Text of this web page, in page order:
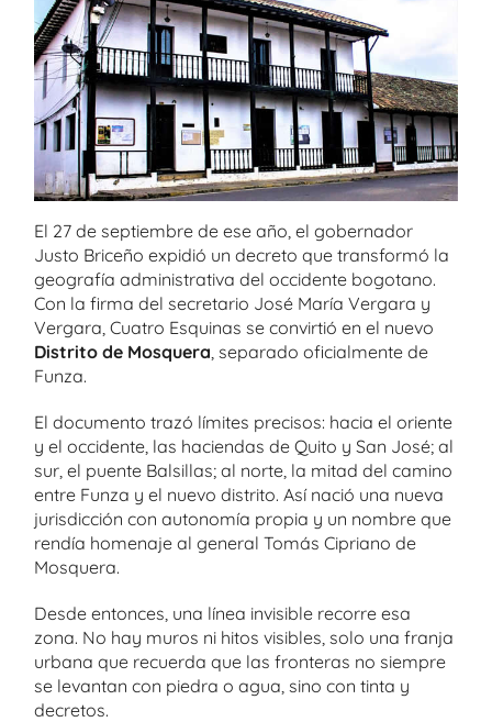
El 27 de septiembre de ese año, el gobernador
Justo Briceño expidió un decreto que transformó la
geografía administrativa del occidente bogotano.
Con la firma del secretario José María Vergara y
Vergara, Cuatro Esquinas se convirtió en el nuevo
Distrito de Mosquera , separado oficialmente de
Funza.
El documento trazó límites precisos: hacia el oriente
y el occidente, las haciendas de Quito y San José; al
sur, el puente Balsillas; al norte, la mitad del camino
entre Funza y el nuevo distrito. Así nació una nueva
jurisdicción con autonomía propia y un nombre que
rendía homenaje al general Tomás Cipriano de
Mosquera.
Desde entonces, una línea invisible recorre esa
zona. No hay muros ni hitos visibles, solo una franja
urbana que recuerda que las fronteras no siempre
se levantan con piedra o agua, sino con tinta y
decretos.